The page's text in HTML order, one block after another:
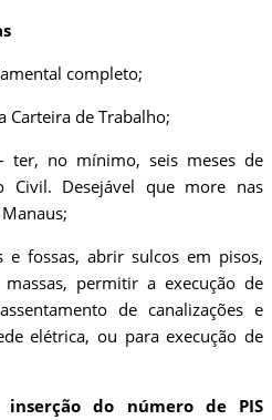
completo;
Carteira de Trabalho;
ter, no mínimo, seis meses de
Civil. Desejável que more nas
e fossas, abrir sulcos em pisos,
permitir a execução de
de canalizações e
elétrica, ou para execução de
do número de PIS